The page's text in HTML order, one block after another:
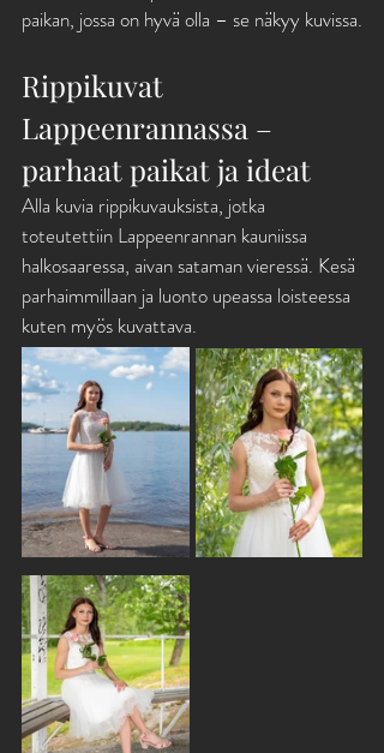
paikan, jossa on hyvä olla – se näkyy kuvissa.
Rippikuvat
Lappeenrannassa –
parhaat paikat ja ideat
Alla kuvia rippikuvauksista, jotka
toteutettiin Lappeenrannan kauniissa
halkosaaressa, aivan sataman vieressä. Kesä
parhaimmillaan ja luonto upeassa loisteessa
kuten myös kuvattava.